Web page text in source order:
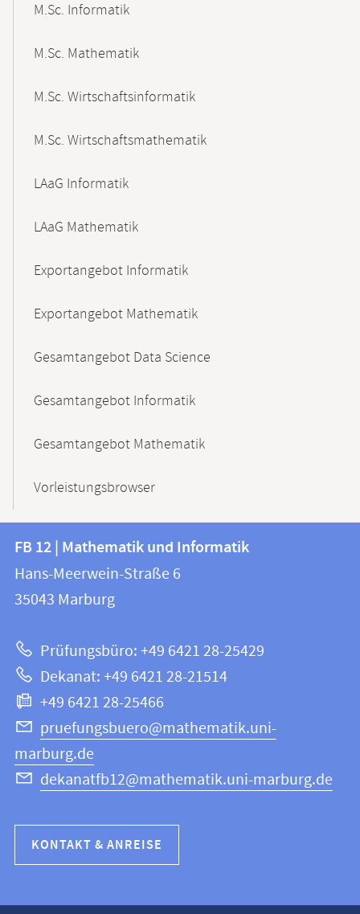
M.Sc. Informatik
M.Sc. Mathematik
M.Sc. Wirtschaftsinformatik
M.Sc. Wirtschaftsmathematik
LAaG Informatik
LAaG Mathematik
Exportangebot Informatik
Exportangebot Mathematik
Gesamtangebot Data Science
Gesamtangebot Informatik
Gesamtangebot Mathematik
Vorleistungsbrowser
Kontakt
und
Informationen
Website
FB
12
|
und
Informatik
FB 12 | Mathematik und Informatik
Hans-Meerwein-Straße 6
35043 Marburg
Prüfungsbüro: +49 6421 28-25429
Dekanat: +49 6421 28-21514
+49 6421 28-25466
pruefungsbuero@mathematik.uni-
marburg.de
dekanatfb12@mathematik.uni-marburg.de
KONTAKT & ANREISE